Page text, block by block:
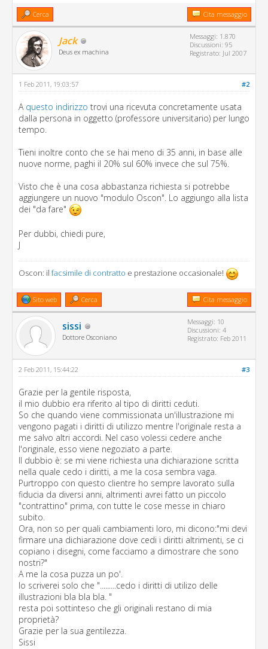
Cerca Cita messaggio
Jack
Deus ex machina
Messaggi: 1.870
Discussioni: 95
Registrato: Jul 2007
#2
1 Feb 2011, 19:03:57
A questo indirizzo trovi una ricevuta concretamente usata
dalla persona in oggetto (professore universitario) per lungo
tempo.
Tieni inoltre conto che se hai meno di 35 anni, in base alle
nuove norme, paghi il 20% sul 60% invece che sul 75%.
Visto che è una cosa abbastanza richiesta si potrebbe
aggiungere un nuovo "modulo Oscon". Lo aggiungo alla lista
dei "da fare"
Per dubbi, chiedi pure,
J
Oscon: il facsimile di contratto e prestazione occasionale!
Sito web Cerca Cita messaggio
sissi
Dottore Osconiano
Messaggi: 10
Discussioni: 4
Registrato: Feb 2011
#3
2 Feb 2011, 15:44:22
Grazie per la gentile risposta,
il mio dubbio era riferito al tipo di diritti ceduti.
So che quando viene commissionata un'illustrazione mi
vengono pagati i diritti di utilizzo mentre l'originale resta a
me salvo altri accordi. Nel caso volessi cedere anche
l'originale, esso viene negoziato a parte.
Il dubbio è: se mi viene richiesta una dichiarazione scritta
nella quale cedo i diritti, a me la cosa sembra vaga.
Purtroppo con questo clientre ho sempre lavorato sulla
fiducia da diversi anni, altrimenti avrei fatto un piccolo
"contrattino" prima, con tutte le cose messe in chiaro
subito.
Ora, non so per quali cambiamenti loro, mi dicono:"mi devi
firmare una dichiarazione dove cedi i diritti altrimenti, se ci
copiano i disegni, come facciamo a dimostrare che sono
nostri?"
A me la cosa puzza un po'.
Io scriverei solo che ".........cedo i diritti di utilizo delle
illustrazioni bla bla bla. "
resta poi sottinteso che gli originali restano di mia
proprietà?
Grazie per la sua gentilezza.
Sissi